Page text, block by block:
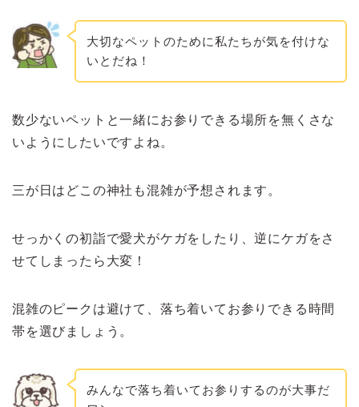
大切なペットのために私たちが気を付けな
いとだね！
数少ないペットと一緒にお参りできる場所を無くさな
いようにしたいですよね。
三が日はどこの神社も混雑が予想されます。
せっかくの初詣で愛犬がケガをしたり、逆にケガをさ
せてしまったら大変！
混雑のピークは避けて、落ち着いてお参りできる時間
帯を選びましょう。
みんなで落ち着いてお参りするのが大事だ